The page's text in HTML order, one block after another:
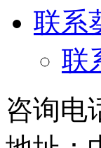
联系
联
咨询电